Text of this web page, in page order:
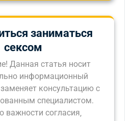
заниматься
сексом
Данная статья носит
информационный
консультацию с
специалистом.
важности согласия‚